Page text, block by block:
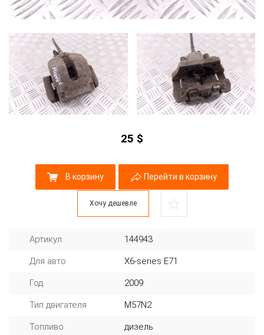
25 $
В корзину Перейти в корзину
Хочу дешевле
Артикул 144943
Для авто X6-series E71
Год 2009
Тип двигателя M57N2
Топливо дизель